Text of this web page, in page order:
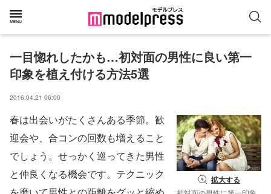
一目惚れしたかも…初対面の男性に良い第一
印象を植え付ける方法5選
2016.04.21 06:00
拡大する
春は出会いがたくさんある季節。歓
迎会や、合コンの回数も増えること
でしょう。せっかく巡ってきた男性
と仲良くなる機会です。テクニック